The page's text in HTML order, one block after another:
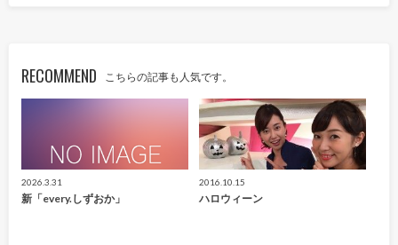
RECOMMEND こちらの記事も人気です。
2026.3.31
新「every.しずおか」
2016.10.15
ハロウィーン